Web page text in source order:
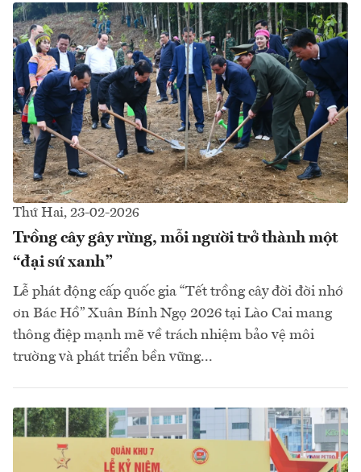
Thứ Hai, 23-02-2026
Trồng cây gây rừng, mỗi người trở thành một
“đại sứ xanh”
Lễ phát động cấp quốc gia “Tết trồng cây đời đời nhớ
ơn Bác Hồ” Xuân Bính Ngọ 2026 tại Lào Cai mang
thông điệp mạnh mẽ về trách nhiệm bảo vệ môi
trường và phát triển bền vững...